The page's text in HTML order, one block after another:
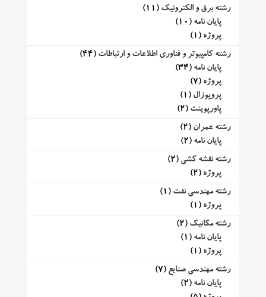
رشته برق و الکترونیک (11)
پایان نامه (10)
پروژه (1)
رشته کامپیوتر و فناوری اطلاعات و ارتباطات (44)
پایان نامه (34)
پروژه (7)
پروپوزال (1)
پاورپوینت (2)
رشته عمران (2)
پایان نامه (2)
رشته نقشه کشی (2)
پروژه (2)
رشته مهندسی نفت (1)
پروژه (1)
رشته مکانیک (2)
پایان نامه (1)
پروژه (1)
رشته مهندسی صنایع (7)
پایان نامه (2)